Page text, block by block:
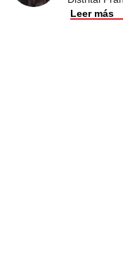
Leer más